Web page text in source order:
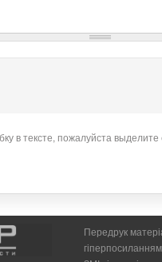
в тексте, пожалуйста
Передрук